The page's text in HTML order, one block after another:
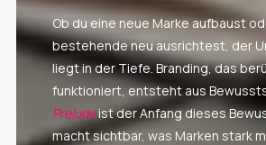
Ob du eine neue Marke aufbaust
bestehende neu ausrichtest, der
liegt in der Tiefe. Branding, das
funktioniert, entsteht aus
Preludeist der Anfang dieses
macht sichtbar, was Marken stark